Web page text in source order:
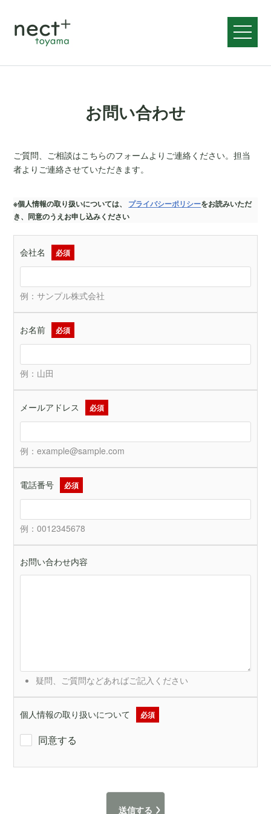
メニ
お問い合わせ
ご質問、ご相談はこちらのフォームよりご連絡ください。担当
者よりご連絡させていただきます。
※個人情報の取り扱いについては、 プライバシーポリシーをお読みいただ
き、同意のうえお申し込みください
会社名 必須
例：サンプル株式会社
お名前 必須
例：山田
メールアドレス 必須
例：example@sample.com
電話番号 必須
例：0012345678
お問い合わせ内容
疑問、ご質問などあればご記入ください
個人情報の取り扱いについて 必須
同意する